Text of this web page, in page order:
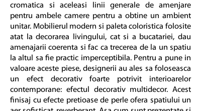
cromatica si aceleasi linii generale de amenjare
pentru ambele camere pentru a obtine un ambient
unitar. Mobilierul modern si paleta coloristica folosite
atat la decorarea livingului, cat si a bucatariei, dau
amenajarii coerenta si fac ca trecerea de la un spatiu
la altul sa fie practic imperceptibila. Pentru a pune in
valoare aceste piese, designerii au ales sa foloseasca
un efect decorativfoarte potrivit interioarelor
contemporane: efectul decorativ multidecor. Acest
finisaj cu efecte pretioase de perle ofera spatiului un